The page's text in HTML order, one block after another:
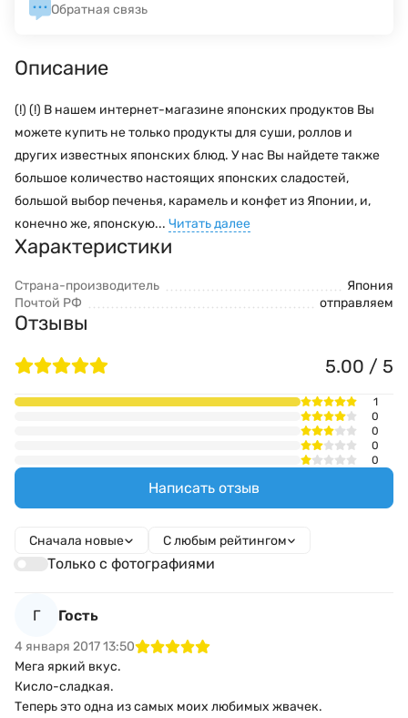
Обратная связь
Описание
(!) (!) В нашем интернет-магазине японских продуктов Вы
можете купить не только продукты для суши, роллов и
других известных японских блюд. У нас Вы найдете также
большое количество настоящих японских сладостей,
большой выбор печенья, карамель и конфет из Японии, и,
конечно же, японскую... Читать далее
Характеристики
Страна-производитель
Япония
Почтой РФ
отправляем
Отзывы
5.00 / 5
1
0
0
0
0
Написать отзыв
Сначала новые С любым рейтингом
Только с фотографиями
Г Гость
4 января 2017 13:50
Мега яркий вкус.
Кисло-сладкая.
Теперь это одна из самых моих любимых жвачек.